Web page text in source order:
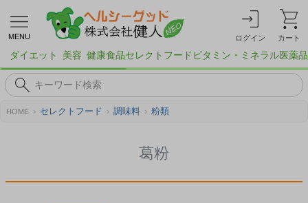
MENU ログイン カート
ダイエット 美容 健康食品セレクトフード ビタミン・ミネラル医薬品
HOME セレクトフード 調味料 粉類
葛粉